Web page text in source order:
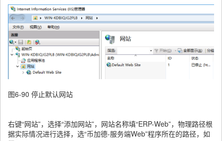
图6-90 停止默认网站
右键“网站”，选择“添加网站”，网站名称填“ERP-Web”，物理路径根
据实际情况进行选择，选“币加德-服务端Web”程序所在的路径，如